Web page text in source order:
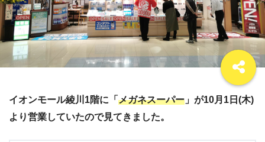
イオンモール綾川1階に「 メガネスーパー 」が10月1日(木)
より営業していたので見てきました。